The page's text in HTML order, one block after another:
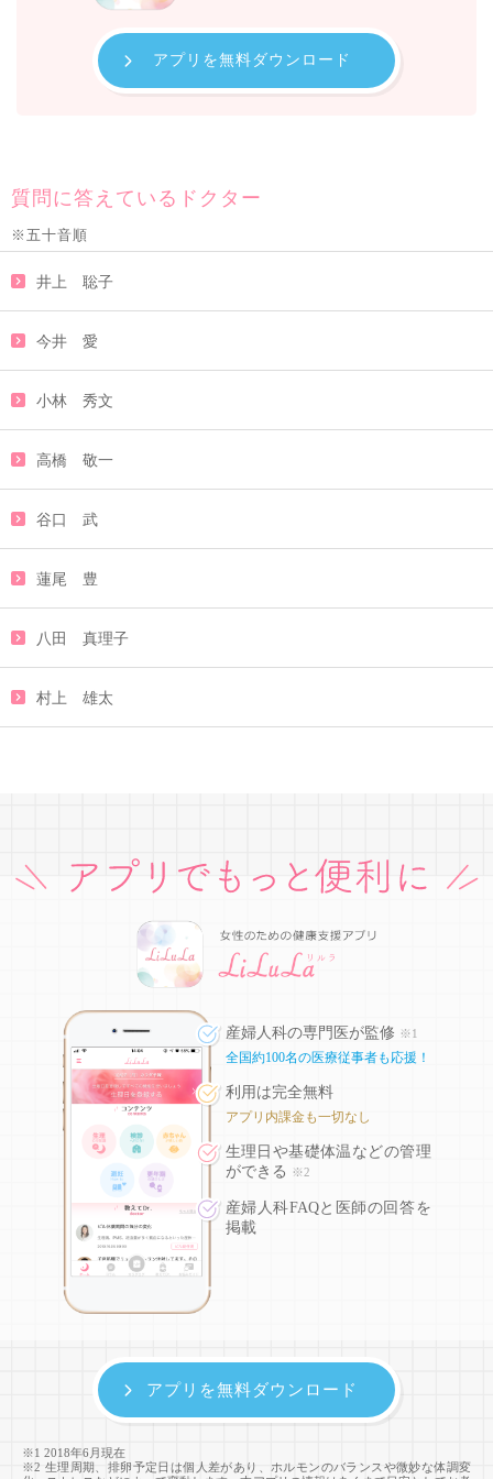
アプリを無料ダウンロード
質問に答えているドクター
※五十音順
井上 聡子
今井 愛
小林 秀文
高橋 敬一
谷口 武
蓮尾 豊
八田 真理子
村上 雄太
産婦人科の専門医が監修 ※1
全国約100名の医療従事者も応援！
利用は完全無料
アプリ内課金も一切なし
生理日や基礎体温などの管理
ができる
※2
産婦人科FAQと医師の回答を
掲載
※1 2018年6月現在
※2 生理周期、排卵予定日は個人差があり、ホルモンのバランスや微妙な体調変
アプリを無料ダウンロード